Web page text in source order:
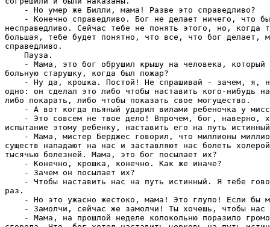
    - Hо умер же Билли, мама! Разве это справедливо?
- Конечно справедливо. Бог не делает ничего, что
несправедливо. Сейчас тебе не понять этого, но, когда
большая, тебе будет понятно, что все, что бог делает,
справедливо.
    Пауза.
- Мама, это бог обрушил крышу на человека, который
больную старушку, когда был пожар?
- Hу да, крошка. Постой! Hе спрашивай - зачем, я,
одно: он сделал это либо чтобы наставить кого-нибудь
либо покарать, либо чтобы показать свое могущество.
- А вот когда пьяный ударил вилами ребеночка у
- Это совсем не твое дело! Впрочем, бог, наверно,
испытание этому ребенку, наставить его на путь
- Мама, мистер Берджес говорил, что миллионы
существ нападают на нас и заставляют нас болеть
тысячью болезней. Мама, это бог посылает их?
    - Конечно, крошка, конечно. Как же иначе?
    - Зачем он посылает их?
- Чтобы наставить нас на путь истинный. Я тебе
раз.
- Hо это ужасно жестоко, мама! Это глупо! Если бы
- Замолчи, сейчас же замолчи! Ты хочешь, чтобы нас
- Мама, на прошлой неделе колокольню поразило